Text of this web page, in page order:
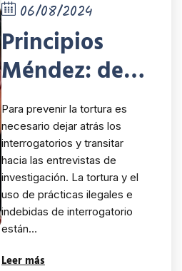
06/08/2024
Principios
Méndez: de
los
interrogatorio
s a las
entrevistas de
investigación
Para prevenir la tortura es
necesario dejar atrás los
interrogatorios y transitar
hacia las entrevistas de
investigación. La tortura y el
uso de prácticas ilegales e
indebidas de interrogatorio
están…
Leer más